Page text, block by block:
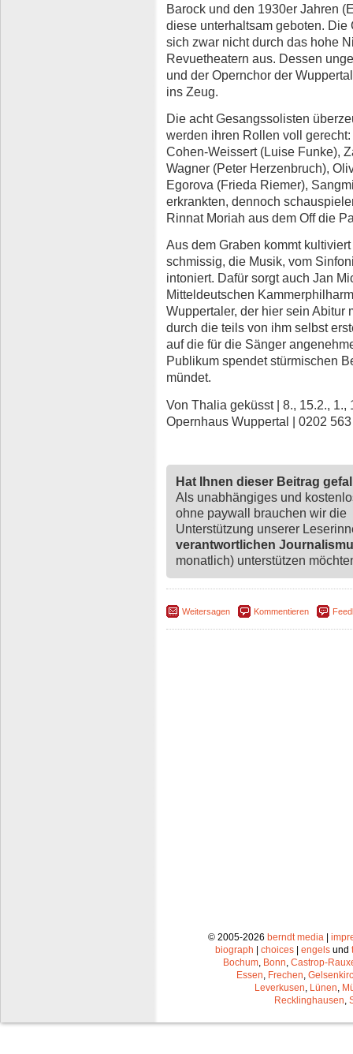
Barock und den 1930er Jahren
diese unterhaltsam geboten.
sich zwar nicht durch das hohe
Revuetheatern aus. Dessen
und der Opernchor der
ins Zeug.
Die acht Gesangssolisten
werden ihren Rollen voll
Cohen-Weissert (Luise Funke),
Wagner (Peter Herzenbruch),
Egorova (Frieda Riemer),
erkrankten, dennoch
Rinnat Moriah aus dem Off die
Aus dem Graben kommt
schmissig, die Musik, vom
intoniert. Dafür sorgt auch Jan
Mitteldeutschen
Wuppertaler, der hier sein Abitur
durch die teils von ihm selbst
auf die für die Sänger
Publikum spendet stürmischen
mündet.
Von Thalia geküsst | 8., 15.2., 1.,
Opernhaus Wuppertal | 0202
Hat Ihnen dieser Beitrag
Als unabhängiges und
ohne paywall brauchen wir die
Unterstützung unserer
verantwortlichen
monatlich) unterstützen
Weitersagen Kommentieren
© 2005-2026 berndt media|
biograph
choices engels und
Bochum, Bonn, Castrop-
Essen, Frechen,
Leverkusen, Lünen,
Recklinghausen,